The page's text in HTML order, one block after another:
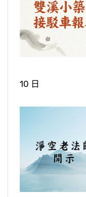
10 日